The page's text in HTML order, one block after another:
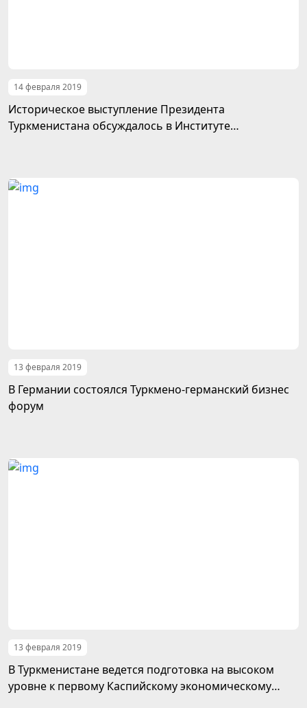
14 февраля 2019
Историческое выступление Президента
Туркменистана обсуждалось в Институте
13 февраля 2019
В Германии состоялся Туркмено-германский бизнес
форум
13 февраля 2019
В Туркменистане ведется подготовка на высоком
уровне к первому Каспийскому экономическому